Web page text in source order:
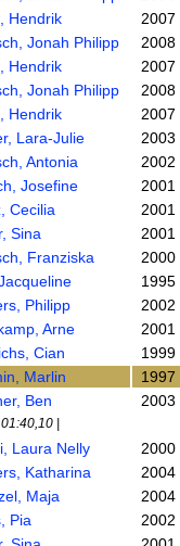
Hendrik 2007
Jonah Philipp 2008
Hendrik 2007
Jonah Philipp 2008
Hendrik 2007
Lara-Julie 2003
Antonia 2002
Josefine 2001
Cecilia 2001
Sina 2001
Franziska 2000
1995
Philipp 2002
Arne 2001
Cian 1999
Marlin 1997
Ben 2003
|
Laura Nelly 2000
Katharina 2004
Maja 2004
Pia 2002